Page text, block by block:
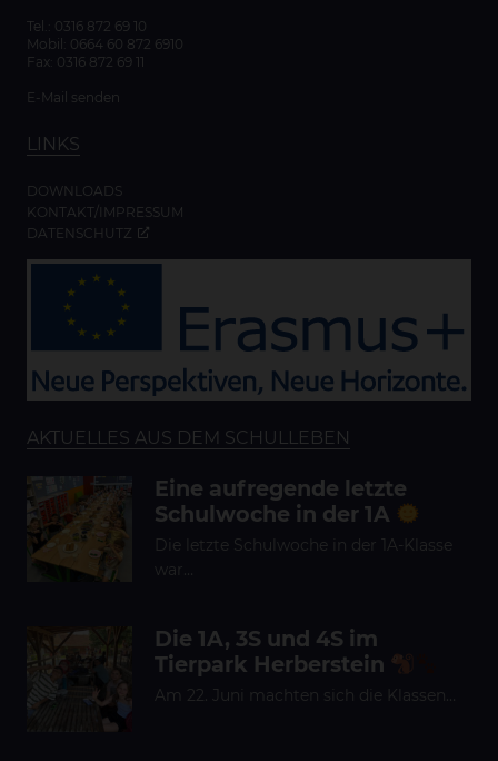
Tel.: 0316 872 69 10
Mobil: 0664 60 872 6910
Fax: 0316 872 69 11
E-Mail senden
LINKS
DOWNLOADS
KONTAKT/IMPRESSUM
DATENSCHUTZ
AKTUELLES AUS DEM SCHULLEBEN
Eine aufregende letzte
Schulwoche in der 1A
Die letzte Schulwoche in der 1A-Klasse
war…
Die 1A, 3S und 4S im
Tierpark Herberstein
Am 22. Juni machten sich die Klassen…